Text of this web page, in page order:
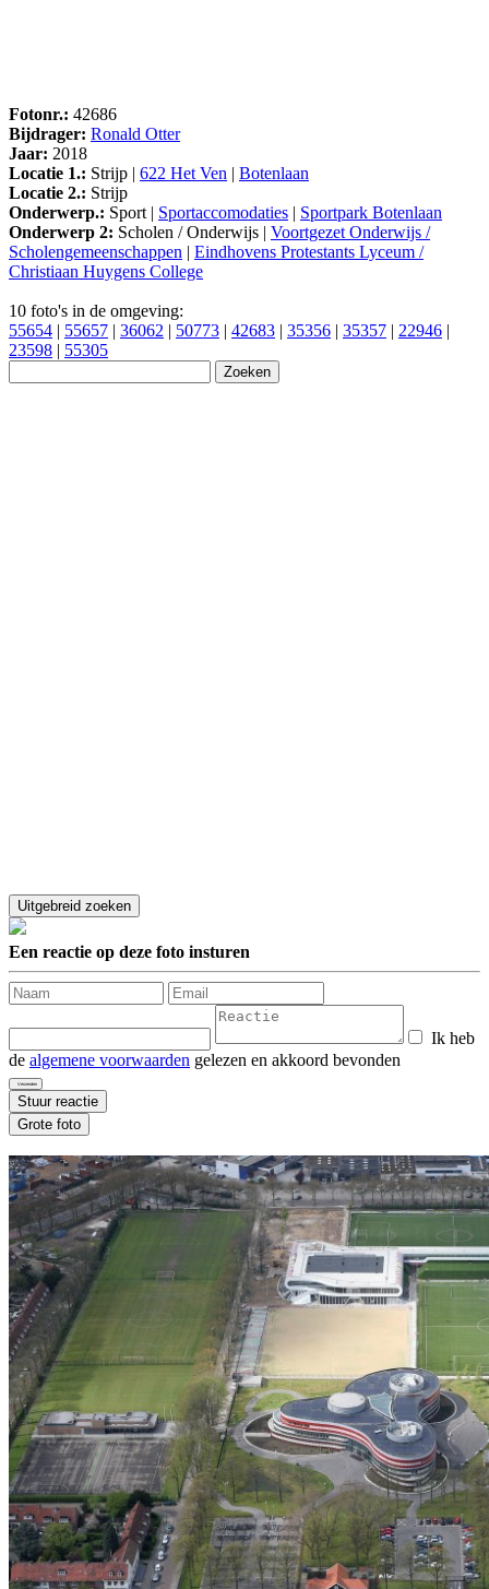
Fotonr.: 42686
Bijdrager: Ronald Otter
Jaar: 2018
Locatie 1.: Strijp | 622 Het Ven | Botenlaan
Locatie 2.: Strijp
Onderwerp.: Sport | Sportaccomodaties | Sportpark Botenlaan
Onderwerp 2: Scholen / Onderwijs | Voortgezet Onderwijs /
Scholengemeenschappen | Eindhovens Protestants Lyceum /
Christiaan Huygens College
10 foto's in de omgeving:
55654 | 55657 | 36062 | 50773 | 42683 | 35356 | 35357 | 22946 |
23598 | 55305
Een reactie op deze foto insturen
Ik heb
de algemene voorwaarden gelezen en akkoord bevonden